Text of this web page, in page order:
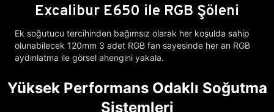
Excalibur E650 ile RGB Şöleni
Ek soğutucu tercihinden bağımsız olarak her koşulda sahip
olunabilecek 120mm 3 adet RGB fan sayesinde her an RGB
aydınlatma ile görsel ahengini yakala.
Yüksek Performans Odaklı Soğutma
Sistemleri